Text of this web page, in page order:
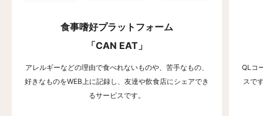
食事嗜好プラットフォーム
「CAN EAT」
アレルギーなどの理由で食べれないものや、苦手なもの、
好きなものをWEB上に記録し、友達や飲食店にシェアでき
るサービスです。
QLコ
スで